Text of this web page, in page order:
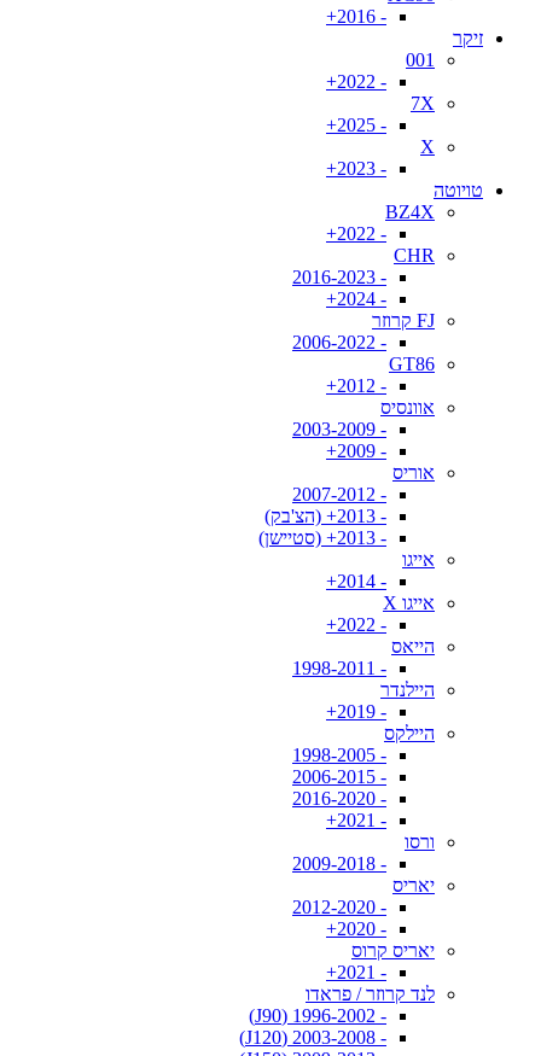
- 2016+
זיקר
001
- 2022+
7X
- 2025+
X
- 2023+
טויוטה
BZ4X
- 2022+
CHR
- 2016-2023
- 2024+
FJ קרוזר
- 2006-2022
GT86
- 2012+
אוונסיס
- 2003-2009
- 2009+
אוריס
- 2007-2012
- 2013+ (הצ'בק)
- 2013+ (סטיישן)
אייגו
- 2014+
אייגו X
- 2022+
הייאס
- 1998-2011
היילנדר
- 2019+
היילקס
- 1998-2005
- 2006-2015
- 2016-2020
- 2021+
ורסו
- 2009-2018
יאריס
- 2012-2020
- 2020+
יאריס קרוס
- 2021+
לנד קרוזר / פראדו
- 1996-2002 (J90)
- 2003-2008 (J120)